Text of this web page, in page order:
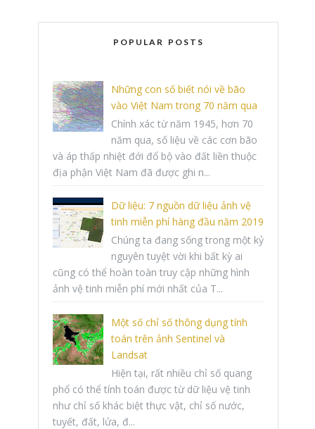
POPULAR POSTS
Những con số biết nói về bão
vào Việt Nam trong 70 năm qua
Chính xác từ năm 1945, hơn 70
năm qua, số liệu về các cơn bão
và áp thấp nhiệt đới đổ bộ vào đất liền thuộc
địa phận Việt Nam đã được ghi n...
Dữ liệu: 7 nguồn dữ liệu ảnh vệ
tinh miễn phí hàng đầu năm 2019
Chúng ta đang sống trong một kỷ
nguyên tuyệt vời khi bất kỳ ai
cũng có thể hoàn toàn truy cập những hình
ảnh vệ tinh miễn phí mới nhất của T...
Một số chỉ số thông dụng tính
toán trên ảnh Sentinel và
Landsat
Hiện tại, rất nhiều chỉ số quang
phổ có thể tính toán được từ dữ liệu vệ tinh
như chỉ số khác biệt thực vật, chỉ số nước,
tuyết, đất, lửa, đ...